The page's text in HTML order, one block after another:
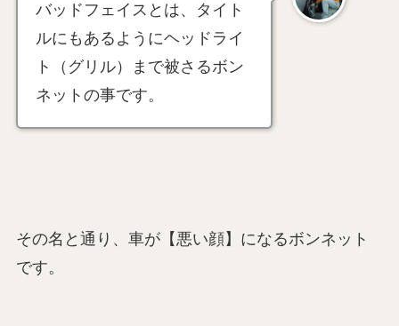
バッドフェイスとは、タイト
ルにもあるようにヘッドライ
ト（グリル）まで被さるボン
ネットの事です。
その名と通り、車が【悪い顔】になるボンネット
です。